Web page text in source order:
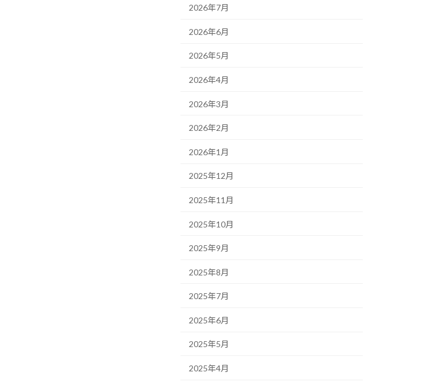
2026年7月
2026年6月
2026年5月
2026年4月
2026年3月
2026年2月
2026年1月
2025年12月
2025年11月
2025年10月
2025年9月
2025年8月
2025年7月
2025年6月
2025年5月
2025年4月